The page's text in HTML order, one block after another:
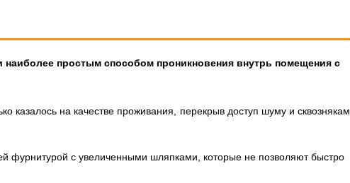
простым способом проникновения внутрь помещения с
казалось на качестве проживания, перекрыв доступ шуму и сквознякам,
фурнитурой с увеличенными шляпками, которые не позволяют быстро